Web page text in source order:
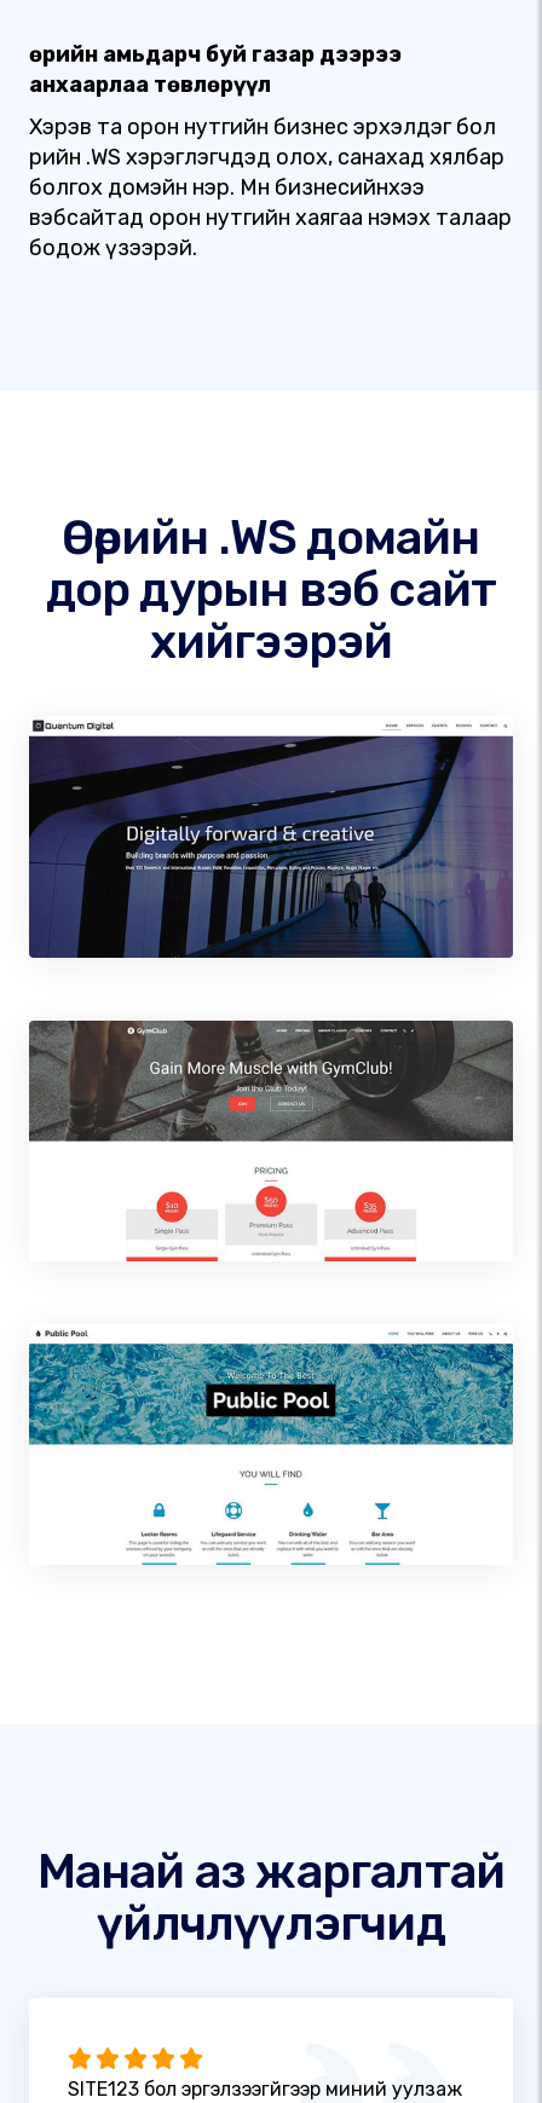
Өөрийн амьдарч буй газар дээрээ
анхаарлаа төвлөрүүл
Хэрэв та орон нутгийн бизнес эрхэлдэг бол
өөрийн .WS хэрэглэгчдэд олох, санахад хялбар
болгох домэйн нэр. Мөн бизнесийнхээ
вэбсайтад орон нутгийн хаягаа нэмэх талаар
бодож үзээрэй.
Өөрийн .WS домайн
дор дурын вэб сайт
хийгээрэй
Манай аз жаргалтай
үйлчлүүлэгчид
SITE123 бол эргэлзээгүйгээр миний уулзаж